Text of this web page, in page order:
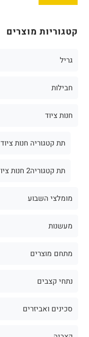
קטגוריות מוצרים
גריל
חבילות
חנות ציוד
תת קטגוריה חנות ציוד
תת קטגוריה2 חנות ציוד
מומלצי השבוע
מעשנות
מתחם מוצרים
נתחי קצבים
סכינים ואביזרים